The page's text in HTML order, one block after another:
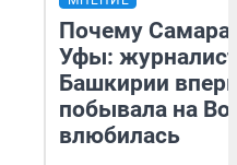
Почему Самара
Уфы:
Башкирии
побывала на
влюбилась